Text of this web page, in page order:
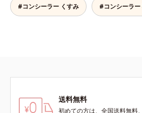
タつくことなくうるおい感覚が続く
「クリームタイプ」と、みずみずし
ちり・ほこり
#コンシーラー くすみ #コンシーラー
送料無料
初めての方は、全国送料無料